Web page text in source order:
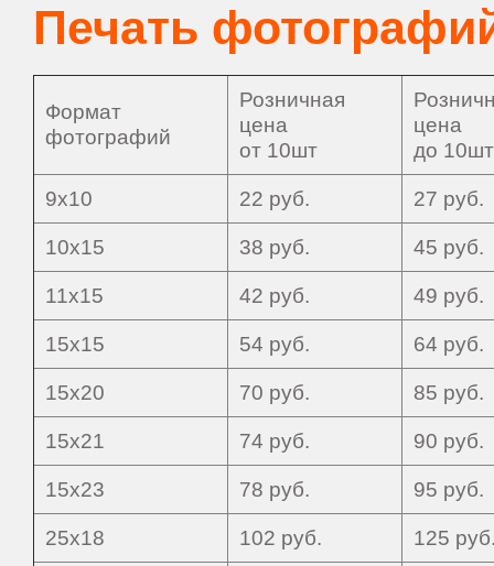
Печать
Формат
фотографий
Розничная
цена
от 10шт
цена
до 10шт
9х10 22 руб. 27 руб.
10х15 38 руб. 45 руб.
11х15 42 руб. 49 руб.
15х15 54 руб. 64 руб.
15х20 70 руб. 85 руб.
15х21 74 руб. 90 руб.
15х23 78 руб. 95 руб.
25х18 102 руб. 125